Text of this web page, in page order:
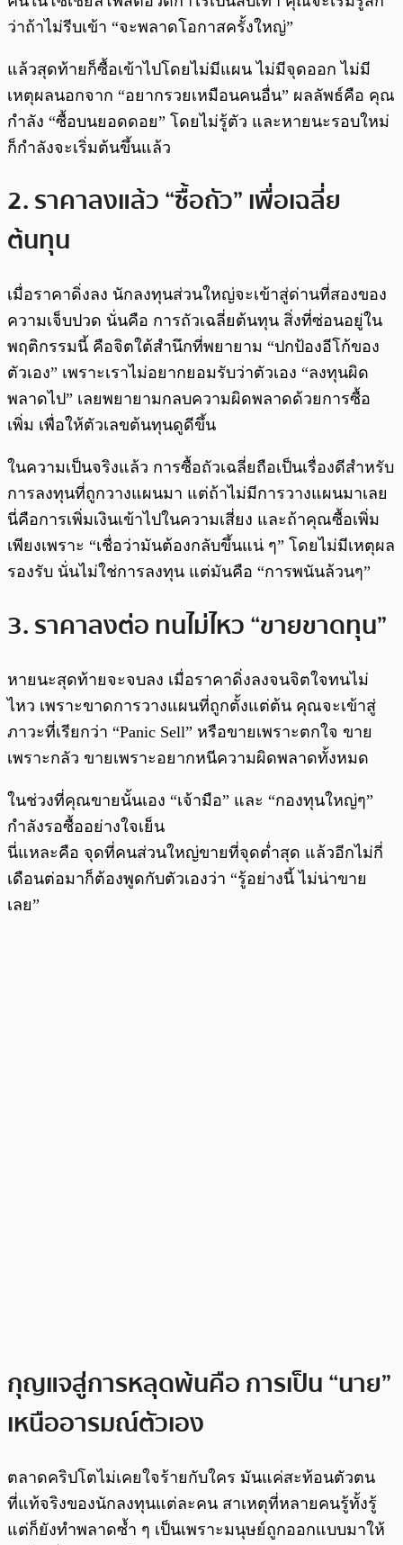
ว่าถ้าไม่รีบเข้า “จะพลาดโอกาสครั้งใหญ่”
แล้วสุดท้ายก็ซื้อเข้าไปโดยไม่มีแผน ไม่มีจุดออก ไม่มี
เหตุผลนอกจาก “อยากรวยเหมือนคนอื่น” ผลลัพธ์คือ คุณ
กำลัง “ซื้อบนยอดดอย” โดยไม่รู้ตัว และหายนะรอบใหม่
ก็กำลังจะเริ่มต้นขึ้นแล้ว
2. ราคาลงแล้ว “ซื้อถัว” เพื่อเฉลี่ย
ต้นทุน
เมื่อราคาดิ่งลง นักลงทุนส่วนใหญ่จะเข้าสู่ด่านที่สองของ
ความเจ็บปวด นั่นคือ การถัวเฉลี่ยต้นทุน สิ่งที่ซ่อนอยู่ใน
พฤติกรรมนี้ คือจิตใต้สำนึกที่พยายาม “ปกป้องอีโก้ของ
ตัวเอง” เพราะเราไม่อยากยอมรับว่าตัวเอง “ลงทุนผิด
พลาดไป” เลยพยายามกลบความผิดพลาดด้วยการซื้อ
เพิ่ม เพื่อให้ตัวเลขต้นทุนดูดีขึ้น
ในความเป็นจริงแล้ว การซื้อถัวเฉลี่ยถือเป็นเรื่องดีสำหรับ
การลงทุนที่ถูกวางแผนมา แต่ถ้าไม่มีการวางแผนมาเลย
นี่คือการเพิ่มเงินเข้าไปในความเสี่ยง และถ้าคุณซื้อเพิ่ม
เพียงเพราะ “เชื่อว่ามันต้องกลับขึ้นแน่ ๆ” โดยไม่มีเหตุผล
รองรับ นั่นไม่ใช่การลงทุน แต่มันคือ “การพนันล้วนๆ”
3. ราคาลงต่อ ทนไม่ไหว “ขายขาดทุน”
หายนะสุดท้ายจะจบลง เมื่อราคาดิ่งลงจนจิตใจทนไม่
ไหว เพราะขาดการวางแผนที่ถูกตั้งแต่ต้น คุณจะเข้าสู่
ภาวะที่เรียกว่า “Panic Sell” หรือขายเพราะตกใจ ขาย
เพราะกลัว ขายเพราะอยากหนีความผิดพลาดทั้งหมด
ในช่วงที่คุณขายนั้นเอง “เจ้ามือ” และ “กองทุนใหญ่ๆ”
กำลังรอซื้ออย่างใจเย็น
นี่แหละคือ จุดที่คนส่วนใหญ่ขายที่จุดต่ำสุด แล้วอีกไม่กี่
เดือนต่อมาก็ต้องพูดกับตัวเองว่า “รู้อย่างนี้ ไม่น่าขาย
เลย”
กุญแจสู่การหลุดพ้นคือ การเป็น “นาย”
เหนืออารมณ์ตัวเอง
ตลาดคริปโตไม่เคยใจร้ายกับใคร มันแค่สะท้อนตัวตน
ที่แท้จริงของนักลงทุนแต่ละคน สาเหตุที่หลายคนรู้ทั้งรู้
แต่ก็ยังทำพลาดซ้ำ ๆ เป็นเพราะมนุษย์ถูกออกแบบมาให้